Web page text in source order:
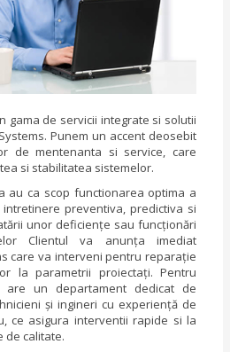
gama de servicii integrate si solutii
Punem un accent deosebit
de mentenanta si service, care
si stabilitatea sistemelor.
au ca scop functionarea optima a
preventiva, predictiva si
unor deficienţe sau funcţionări
Clientul va anunţa imediat
care va interveni pentru reparaţie
la parametrii proiectaţi. Pentru
are un departament dedicat de
şi ingineri cu experienţă de
ce asigura interventii rapide si la
de calitate.